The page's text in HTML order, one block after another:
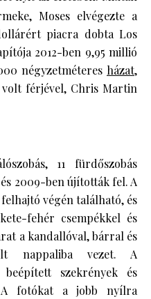
Moses elvégezte a
piacra dobta Los
2012-ben 9,95 millió
négyzetméteres házat,
férjével, Chris Martin
11 fürdőszobás
2009-ben újították fel. A
végén található, és
fehér csempékkel és
a kandallóval, bárral és
nappaliba vezet. A
beépített szekrények és
A fotókat a jobb nyílra